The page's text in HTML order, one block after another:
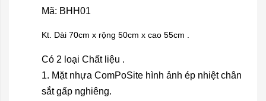
Mã: BHH01
Kt. Dài 70cm x rộng 50cm x cao 55cm .
Có 2 loại Chất liệu .
1. Mặt nhựa ComPoSite hình ảnh ép nhiệt chân
sắt gấp nghiêng.